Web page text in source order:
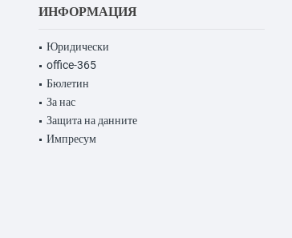
ИНФОРМАЦИЯ
Юридически
office-365
Бюлетин
За нас
Защита на данните
Импресум